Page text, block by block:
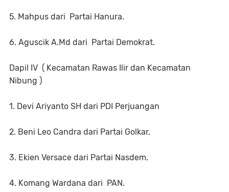
5. Mahpus dari Partai Hanura.
6. Aguscik A.Md dari Partai Demokrat.
Dapil IV ( Kecamatan Rawas Ilir dan Kecamatan
Nibung )
1. Devi Ariyanto SH dari PDI Perjuangan
2. Beni Leo Candra dari Partai Golkar,
3. Ekien Versace dari Partai Nasdem.
4. Komang Wardana dari PAN.